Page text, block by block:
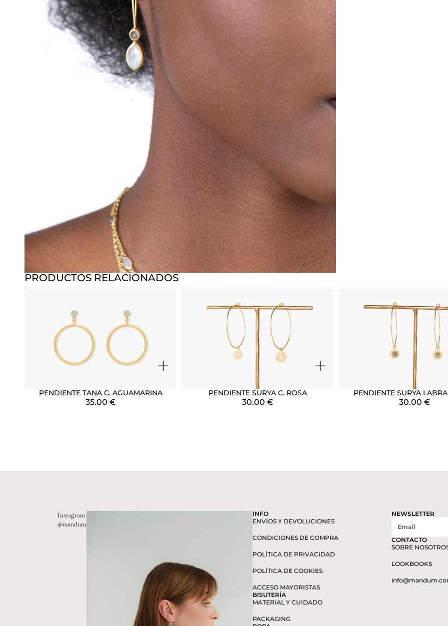
PRODUCTOS RELACIONADOS
+
PENDIENTE TANA C. AGUAMARINA
35.00 €
+
PENDIENTE SURYA C. ROSA
30.00 €
PENDIENTE SURYA
30.00 €
Instagram
@mandum__
INFO
ENVÍOS Y DEVOLUCIONES
CONDICIONES DE COMPRA
POLÍTICA DE PRIVACIDAD
POLÍTICA DE COOKIES
ACCESO MAYORISTAS
BISUTERÍA
MATERIAL Y CUIDADO
PACKAGING
NEWSLETTER
CONTACTO
SOBRE
LOOKBOOKS